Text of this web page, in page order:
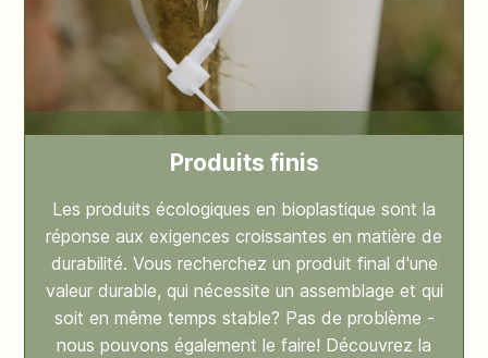
Produits finis
Les produits écologiques en bioplastique sont la
réponse aux exigences croissantes en matière de
durabilité. Vous recherchez un produit final d'une
valeur durable, qui nécessite un assemblage et qui
soit en même temps stable? Pas de problème -
nous pouvons également le faire! Découvrez la